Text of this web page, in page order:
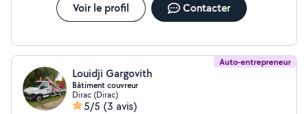
Voir le profil Contacter
Auto-entrepreneur
Louidji Gargovith
Bâtiment couvreur
Dirac (Dirac)
5/5 (3 avis)